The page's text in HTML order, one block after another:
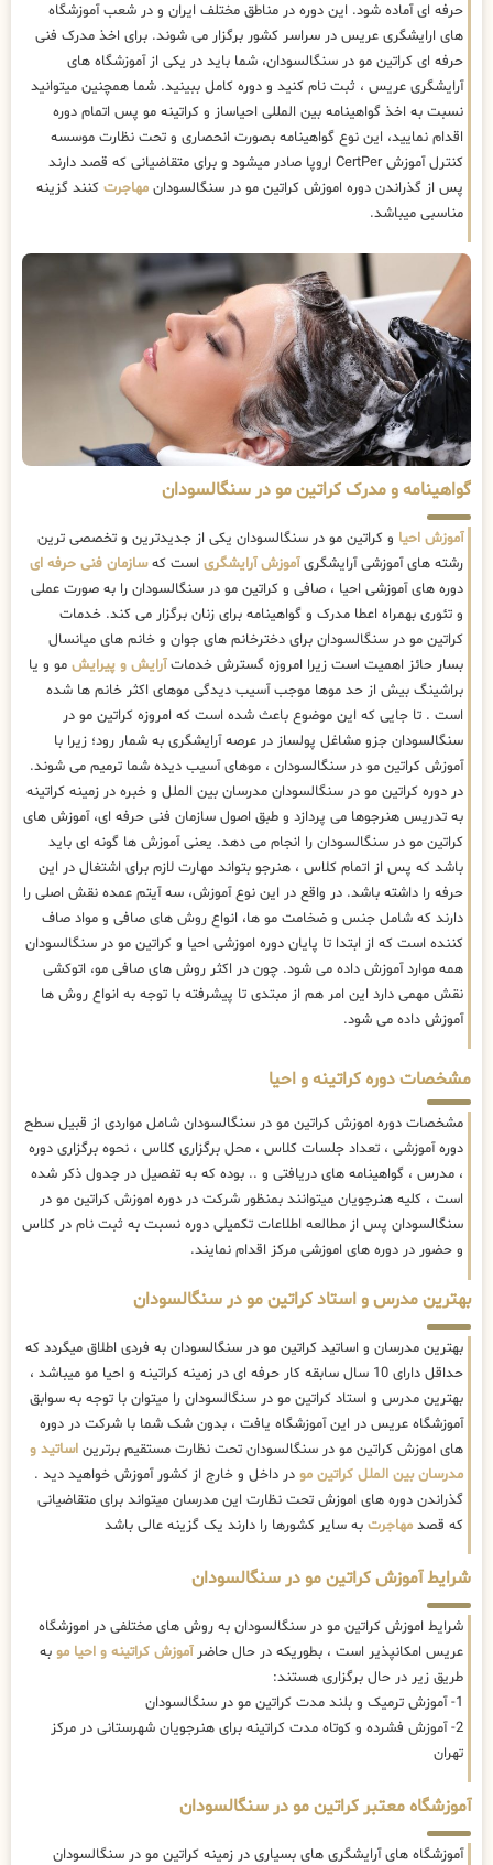
حرفه ای آماده شود. این دوره در مناطق مختلف ایران و در شعب آموزشگاه
های ارایشگری عریس در سراسر کشور برگزار می شوند. برای اخذ مدرک فنی
حرفه ای کراتین مو در سنگالسودان، شما باید در یکی از آموزشگاه های
آرایشگری عریس ، ثبت نام کنید و دوره کامل ببینید. شما همچنین میتوانید
نسبت به اخذ گواهینامه بین المللی احیاساز و کراتینه مو پس اتمام دوره
اقدام نمایید، این نوع گواهینامه بصورت انحصاری و تحت نظارت موسسه
کنترل آموزش CertPer اروپا صادر میشود و برای متقاضیانی که قصد دارند
پس از گذراندن دوره اموزش کراتین مو در سنگالسودان مهاجرت کنند گزینه
مناسبی میباشد.
گواهینامه و مدرک کراتین مو در سنگالسودان
آموزش احیا و کراتین مو در سنگالسودان یکی از جدیدترین و تخصصی ترین
رشته های آموزشی آرایشگریآموزش آرایشگری است کهسازمان فنی حرفه ای
دوره های آموزشی احیا ، صافی و کراتین مو در سنگالسودان را به صورت عملی
و تئوری بهمراه اعطا مدرک و گواهینامه برای زنان برگزار می کند. خدمات
کراتین مو در سنگالسودان برای دخترخانم های جوان و خانم های میانسال
بسار حائز اهمیت است زیرا امروزه گسترش خدماتآرایش و پیرایش مو و یا
براشینگ بیش از حد موها موجب آسیب دیدگی موهای اکثر خانم ها شده
است . تا جایی که این موضوع باعث شده است که امروزه کراتین مو در
سنگالسودان جزو مشاغل پولساز در عرصه آرایشگری به شمار رود؛ زیرا با
آموزش کراتین مو در سنگالسودان ، موهای آسیب دیده شما ترمیم می شوند.
در دوره کراتین مو در سنگالسودان مدرسان بین الملل و خبره در زمینه کراتینه
به تدریس هنرجوها می پردازد و طبق اصول سازمان فنی حرفه ای، آموزش های
کراتین مو در سنگالسودان را انجام می دهد. یعنی آموزش ها گونه ای باید
باشد که پس از اتمام کلاس ، هنرجو بتواند مهارت لازم برای اشتغال در این
حرفه را داشته باشد. در واقع در این نوع آموزش، سه آیتم عمده نقش اصلی را
دارند که شامل جنس و ضخامت مو ها، انواع روش های صافی و مواد صاف
کننده است که از ابتدا تا پایان دوره اموزشی احیا و کراتین مو در سنگالسودان
همه موارد آموزش داده می شود. چون در اکثر روش های صافی مو، اتوکشی
نقش مهمی دارد این امر هم از مبتدی تا پیشرفته با توجه به انواع روش ها
آموزش داده می شود.
مشخصات دوره کراتینه و احیا
مشخصات دوره اموزش کراتین مو در سنگالسودان شامل مواردی از قبیل سطح
دوره آموزشی ، تعداد جلسات کلاس ، محل برگزاری کلاس ، نحوه برگزاری دوره
، مدرس ، گواهینامه های دریافتی و .. بوده که به تفصیل در جدول ذکر شده
است ، کلیه هنرجویان میتوانند بمنظور شرکت در دوره اموزش کراتین مو در
سنگالسودان پس از مطالعه اطلاعات تکمیلی دوره نسبت به ثبت نام در کلاس
و حضور در دوره های اموزشی مرکز اقدام نمایند.
بهترین مدرس و استاد کراتین مو در سنگالسودان
بهترین مدرسان و اساتید کراتین مو در سنگالسودان به فردی اطلاق میگردد که
حداقل دارای 10 سال سابقه کار حرفه ای در زمینه کراتینه و احیا مو میباشد ،
بهترین مدرس و استاد کراتین مو در سنگالسودان را میتوان با توجه به سوابق
آموزشگاه عریس در این آموزشگاه یافت ، بدون شک شما با شرکت در دوره
های اموزش کراتین مو در سنگالسودان تحت نظارت مستقیم برترین اساتید و
مدرسان بین الملل کراتین مو در داخل و خارج از کشور آموزش خواهید دید .
گذراندن دوره های اموزش تحت نظارت این مدرسان میتواند برای متقاضیانی
که قصد مهاجرت به سایر کشورها را دارند یک گزینه عالی باشد
شرایط آموزش کراتین مو در سنگالسودان
شرایط اموزش کراتین مو در سنگالسودان به روش های مختلفی در اموزشگاه
عریس امکانپذیر است ، بطوریکه در حال حاضرآموزش کراتینه و احیا مو به
طریق زیر در حال برگزاری هستند:
1- آموزش ترمیک و بلند مدت کراتین مو در سنگالسودان
2- آموزش فشرده و کوتاه مدت کراتینه برای هنرجویان شهرستانی در مرکز
تهران
آموزشگاه معتبر کراتین مو در سنگالسودان
آموزشگاه های آرایشگری های بسیاری در زمینه کراتین مو در سنگالسودان